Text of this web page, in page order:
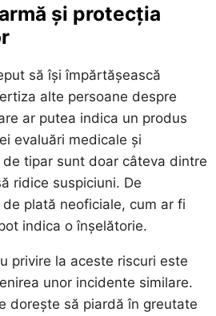
și protecția
să își împărtășească
alte persoane despre
ar putea indica un produs
evaluări medicale și
tipar sunt doar câteva dintre
ridice suspiciuni. De
plată neoficiale, cum ar fi
indica o înșelătorie.
privire la aceste riscuri este
unor incidente similare.
dorește să piardă în greutate